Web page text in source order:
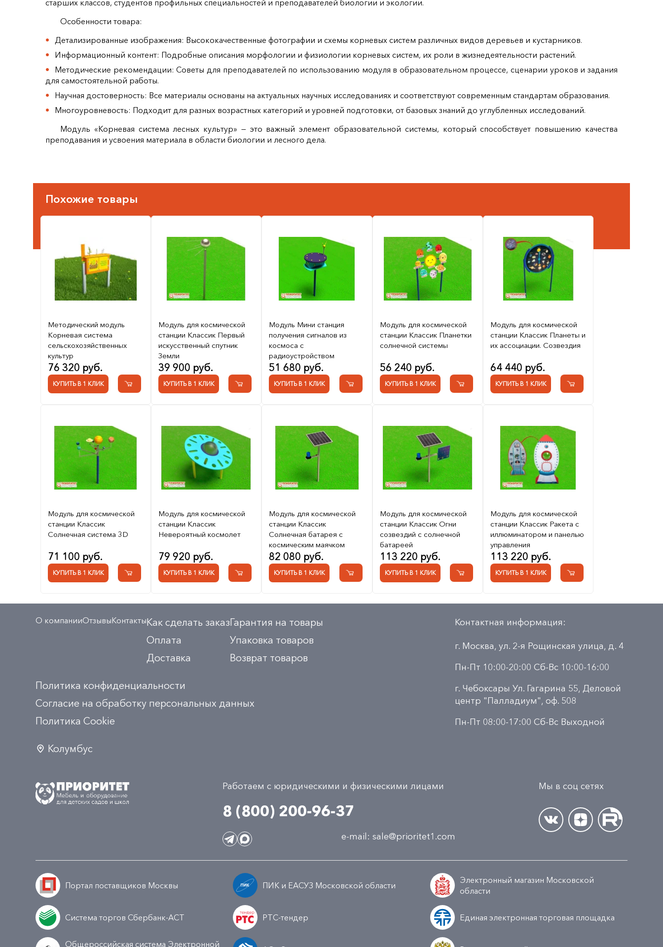
старших классов, студентов профильных специальностей и преподавателей биологии и экологии.
Особенности товара:
Детализированные изображения: Высококачественные фотографии и схемы корневых систем различных видов деревьев и кустарников.
Информационный контент: Подробные описания морфологии и физиологии корневых систем, их роли в жизнедеятельности растений.
Методические рекомендации: Советы для преподавателей по использованию модуля в образовательном процессе, сценарии уроков и задания
для самостоятельной работы.
Научная достоверность: Все материалы основаны на актуальных научных исследованиях и соответствуют современным стандартам образования.
Многоуровневость: Подходит для разных возрастных категорий и уровней подготовки, от базовых знаний до углубленных исследований.
Модуль «Корневая система лесных культур» — это важный элемент образовательной системы, который способствует повышению качества
преподавания и усвоения материала в области биологии и лесного дела.
Похожие товары
Методический модуль
Корневая система
сельскохозяйственных
культур
76 320 руб.
КУПИТЬ В 1 КЛИК
Модуль для космической
станции Классик Первый
искусственный спутник
Земли
39 900 руб.
КУПИТЬ В 1 КЛИК
Модуль Мини станция
получения сигналов из
космоса с
радиоустройством
51 680 руб.
КУПИТЬ В 1 КЛИК
Модуль для космической
станции Классик Планетки
солнечной системы
56 240 руб.
КУПИТЬ В 1 КЛИК
Модуль для космической
станции Классик Планеты и
их ассоциации. Созвездия
64 440 руб.
КУПИТЬ В 1 КЛИК
Модуль для космической
станции Классик
Солнечная система 3D
71 100 руб.
КУПИТЬ В 1 КЛИК
Модуль для космической
станции Классик
Невероятный космолет
79 920 руб.
КУПИТЬ В 1 КЛИК
Модуль для космической
станции Классик
Солнечная батарея с
космическим маячком
82 080 руб.
КУПИТЬ В 1 КЛИК
Модуль для космической
станции Классик Огни
созвездий с солнечной
батареей
113 220 руб.
КУПИТЬ В 1 КЛИК
Модуль для космической
станции Классик Ракета с
иллюминатором и панелью
управления
113 220 руб.
КУПИТЬ В 1 КЛИК
О компанииОтзывыКонтактыКак сделать заказ
Оплата
Доставка
Гарантия на товары
Упаковка товаров
Возврат товаров
Политика конфиденциальности
Согласие на обработку персональных данных
Политика Сookie
Колумбус
Контактная информация:
г. Москва, ул. 2-я Рощинская улица, д. 4
Пн-Пт 10:00-20:00 Сб-Вс 10:00-16:00
г. Чебоксары Ул. Гагарина 55, Деловой
центр "Палладиум", оф. 508
Пн-Пт 08:00-17:00 Сб-Вс Выходной
Работаем с юридическими и физическими лицами
8 (800) 200-96-37
e-mail: sale@prioritet1.com
Мы в соц сетях
Портал поставщиков Москвы ПИК и ЕАСУЗ Московской области
Электронный магазин Московской
области
Система торгов Сбербанк-АСТ РТС-тендер Единая электронная торговая площадка
Общероссийская система Электронной